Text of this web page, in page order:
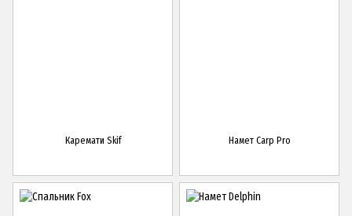
Каремати Skif Намет Carp Pro